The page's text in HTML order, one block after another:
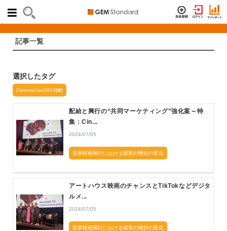
記事一覧
選択したタグ
CinemaCon2024[ ]
配給と興行の“共同マーケティング”強化案～特
集：Cin...
2024/07/05
世界映画興行における観客の嗜好の変化
アートハウス映画のチャンスとTikTokなどデジタ
ルメ...
2024/07/05
世界映画興行における観客の嗜好の変化